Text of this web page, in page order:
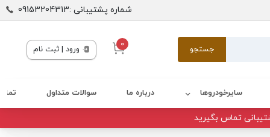
شماره پشتیبانی :09153204313
جستجو 0 ورود | ثبت نام
سایرخودروها درباره ما سوالات متداول
تماس بگیرید